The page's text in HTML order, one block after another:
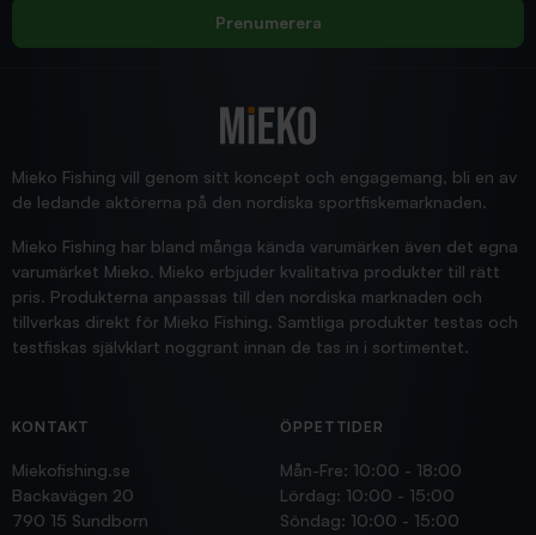
Jensa
Prenumerera
Mieko Fishing vill genom sitt koncept och engagemang, bli en av
de ledande aktörerna på den nordiska sportfiskemarknaden.
Mieko Fishing har bland många kända varumärken även det egna
varumärket Mieko. Mieko erbjuder kvalitativa produkter till rätt
pris. Produkterna anpassas till den nordiska marknaden och
tillverkas direkt för Mieko Fishing. Samtliga produkter testas och
testfiskas självklart noggrant innan de tas in i sortimentet.
KONTAKT
Miekofishing.se
Backavägen 20
790 15 Sundborn
ÖPPETTIDER
Mån-Fre: 10:00 - 18:00
Lördag: 10:00 - 15:00
Söndag: 10:00 - 15:00